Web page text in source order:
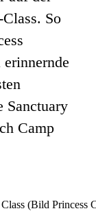
So
Sanctuary
Camp
(Bild Princess